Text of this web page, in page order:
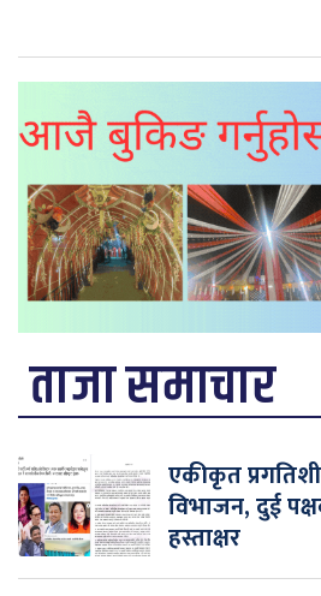
ताजा समाचार
एकीकृत
विभाजन, दुई
हस्ताक्षर